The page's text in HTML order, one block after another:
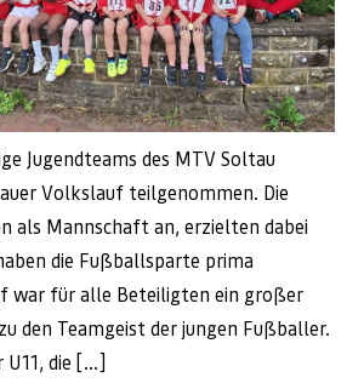
Jugendteams des MTV Soltau
Volkslauf teilgenommen. Die
als Mannschaft an, erzielten dabei
die Fußballsparte prima
war für alle Beteiligten ein großer
den Teamgeist der jungen Fußballer.
U11, die […]